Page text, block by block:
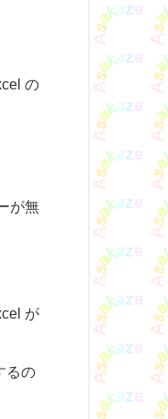
の
が無
が
るの